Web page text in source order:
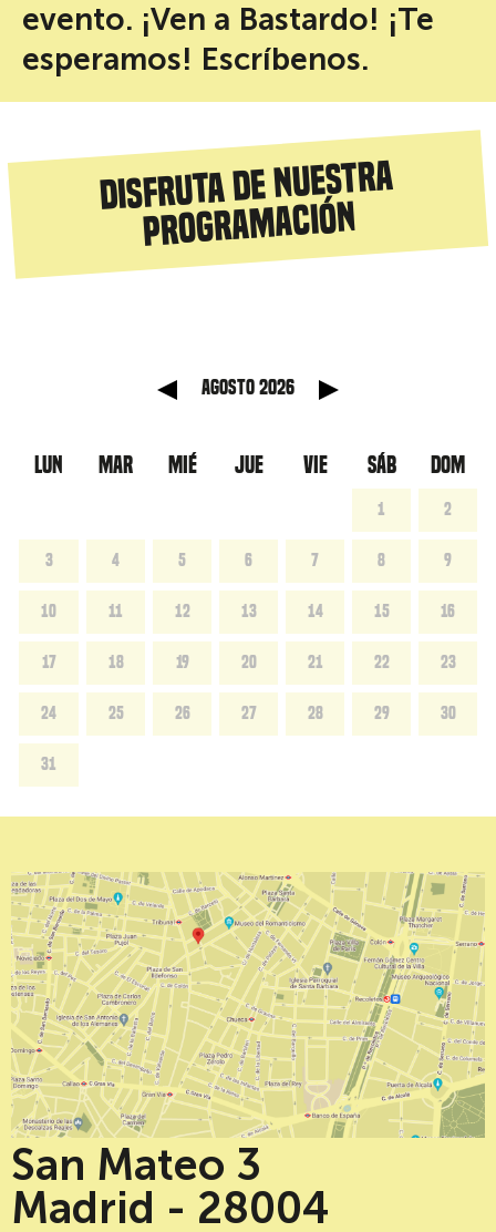
evento. ¡Ven a Bastardo! ¡Te
esperamos! Escríbenos.
Disfruta de nuestra
programación
agosto 2026
LUN MAR MIÉ JUE VIE SÁB DOM
1 2
3 4 5 6 7 8 9
10 11 12 13 14 15 16
17 18 19 20 21 22 23
24 25 26 27 28 29 30
31
San Mateo 3
Madrid - 28004